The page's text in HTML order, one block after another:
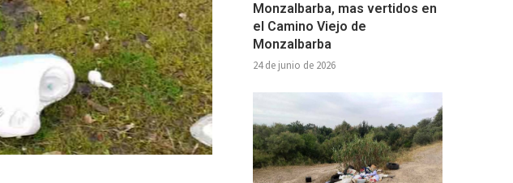
Monzalbarba, mas vertidos en
el Camino Viejo de
Monzalbarba
24 de junio de 2026